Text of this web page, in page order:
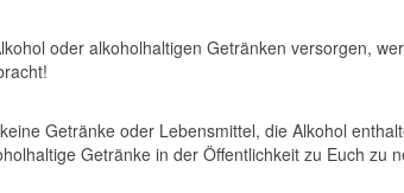
oder alkoholhaltigen Getränken versorgen,
Getränke oder Lebensmittel, die Alkohol
Getränke in der Öffentlichkeit zu Euch zu